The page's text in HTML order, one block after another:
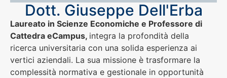
Dott. Giuseppe Dell'Erba
Laureato in Scienze Economiche e Professore di
Cattedra eCampus, integra la profondità della
ricerca universitaria con una solida esperienza ai
vertici aziendali. La sua missione è trasformare la
complessità normativa e gestionale in opportunità